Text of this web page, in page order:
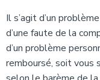
Il s’agit d’un
d’une faute de la
d’un problème
remboursé, soit vous